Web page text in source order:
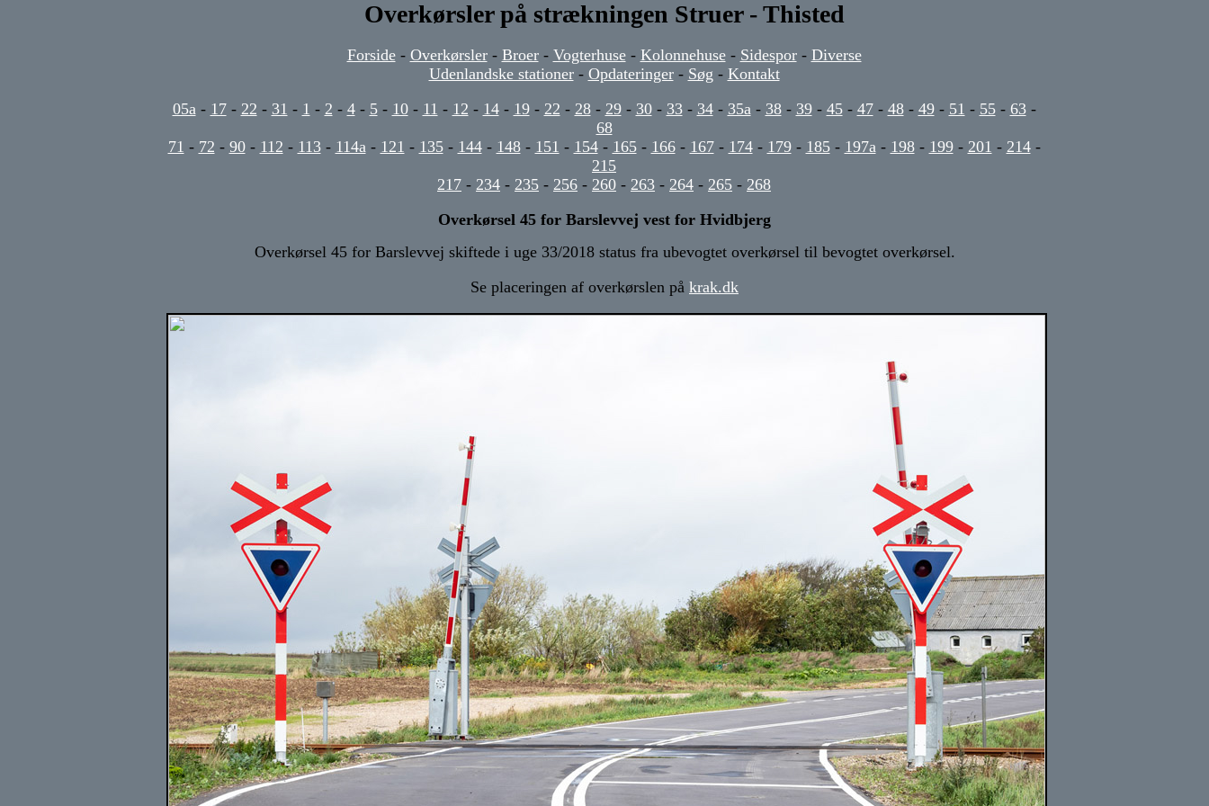
Overkørsler på strækningen Struer - Thisted
Forside- Overkørsler- Broer- Vogterhuse- Kolonnehuse- Sidespor- Diverse
Udenlandske stationer- Opdateringer- Søg - Kontakt
05a - 17- 22 - 31 - 1 - 2 - 4- 5- 10- 11 - 12 - 14- 19- 22 - 28- 29- 30- 33- 34- 35a - 38- 39- 45- 47- 48- 49- 51 - 55- 63-
68
71 - 72 - 90- 112 - 113- 114a - 121 - 135- 144- 148- 151 - 154- 165- 166- 167- 174- 179- 185- 197a - 198- 199- 201 - 214-
215
217 - 234 - 235 - 256 - 260 - 263 - 264 - 265 - 268
Overkørsel 45 for Barslevvej vest for Hvidbjerg
Overkørsel 45 for Barslevvej skiftede i uge 33/2018 status fra ubevogtet overkørsel til bevogtet overkørsel.
Se placeringen af overkørslen på krak.dk